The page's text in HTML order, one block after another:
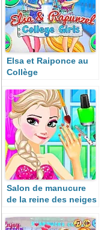
Elsa et Raiponce au
Collège
Salon de manucure
de la reine des neiges